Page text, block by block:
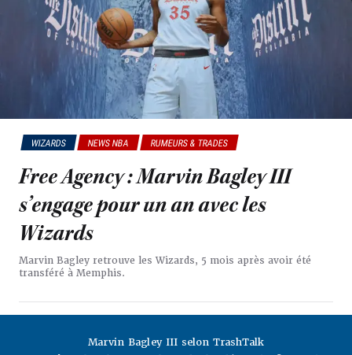
WIZARDS NEWS NBA RUMEURS & TRADES
Free Agency : Marvin Bagley III
s’engage pour un an avec les
Wizards
Marvin Bagley retrouve les Wizards, 5 mois après avoir été
transféré à Memphis.
Marvin Bagley III selon TrashTalk